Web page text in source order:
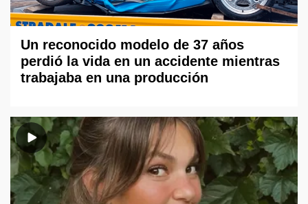
Un reconocido modelo de 37 años
perdió la vida en un accidente mientras
trabajaba en una producción